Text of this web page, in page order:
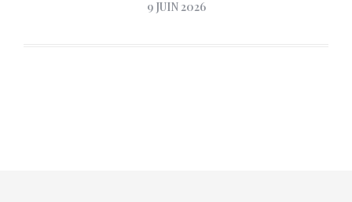
9 JUIN 2026